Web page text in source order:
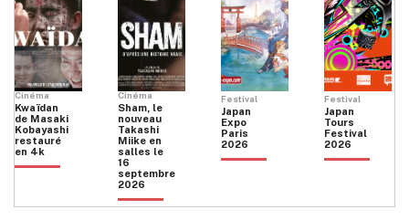
Cinéma
Kwaïdan
de Masaki
Kobayashi
restauré
en 4k
Cinéma
Sham, le
nouveau
Takashi
Miike en
salles le
16
septembre
2026
Festival
Japan
Expo
Paris
2026
Festival
Japan
Tours
Festival
2026